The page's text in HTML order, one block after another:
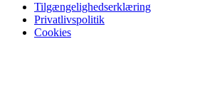
Tilgængelighedserklæring
Privatlivspolitik
Cookies